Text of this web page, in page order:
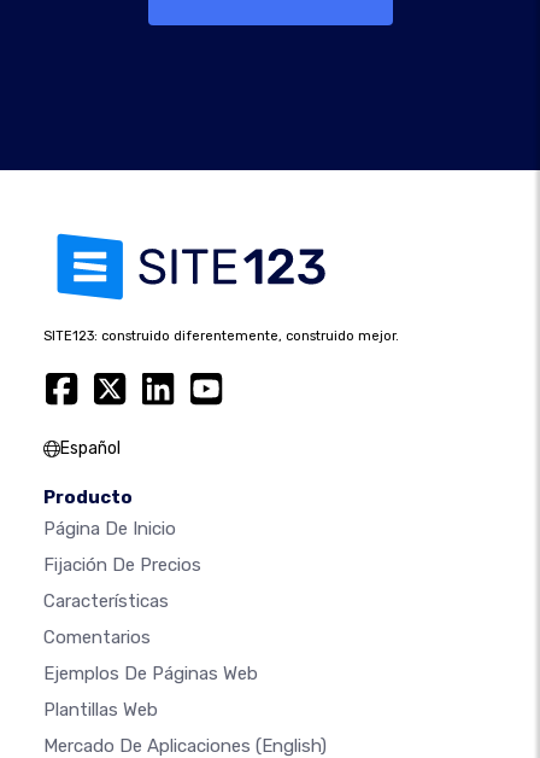
SITE123: construido diferentemente, construido mejor.
Español
Producto
Página De Inicio
Fijación De Precios
Características
Comentarios
Ejemplos De Páginas Web
Plantillas Web
Mercado De Aplicaciones (English)